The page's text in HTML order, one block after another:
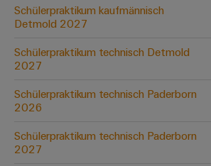
Schülerpraktikum kaufmännisch
Detmold 2027
Schülerpraktikum technisch Detmold
2027
Schülerpraktikum technisch Paderborn
2026
Schülerpraktikum technisch Paderborn
2027